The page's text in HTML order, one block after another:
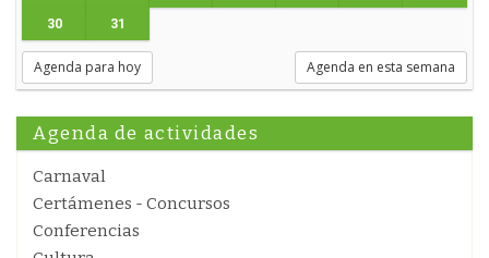
30 31
Agenda para hoy Agenda en esta semana
Agenda de actividades
Carnaval
Certámenes - Concursos
Conferencias